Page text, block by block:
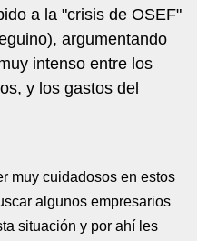
a la "crisis de OSEF"
argumentando
intenso entre los
y los gastos del
muy cuidadosos en estos
algunos empresarios
situación y por ahí les